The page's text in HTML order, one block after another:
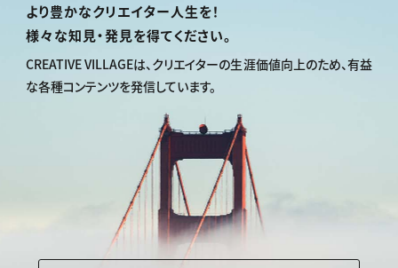
より豊かなクリエイター人生を！
様々な知見・発見を得てください。
CREATIVE VILLAGEは、クリエイターの生涯価値向上のため、有益
な各種コンテンツを発信しています。